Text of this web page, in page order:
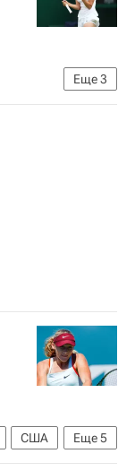
Еще3
Еще5
США